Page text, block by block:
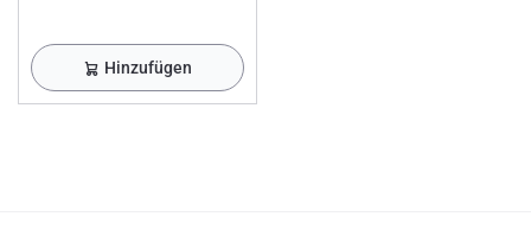
Hinzufügen